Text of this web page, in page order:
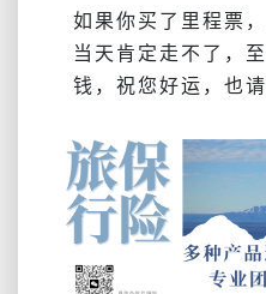
如果你买了里程票
当天肯定走不了，
钱，祝您好运，也